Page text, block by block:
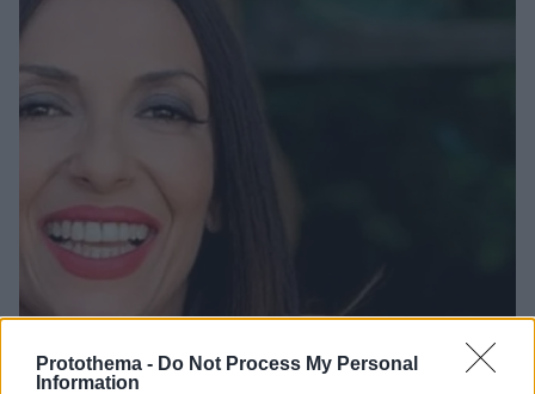
Protothema - Do Not Process My Personal
Information